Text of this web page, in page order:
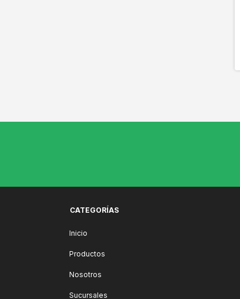
CATEGORÍAS
Inicio
Productos
Nosotros
Sucursales